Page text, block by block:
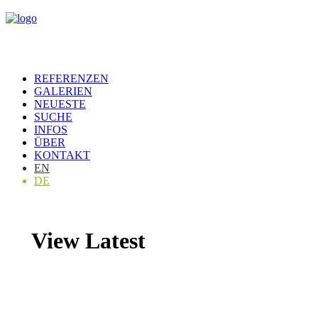
REFERENZEN
GALERIEN
NEUESTE
SUCHE
INFOS
ÜBER
KONTAKT
EN
DE
View Latest